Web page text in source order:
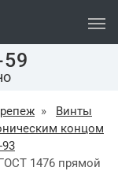
»
Винты
концом
1476 прямой